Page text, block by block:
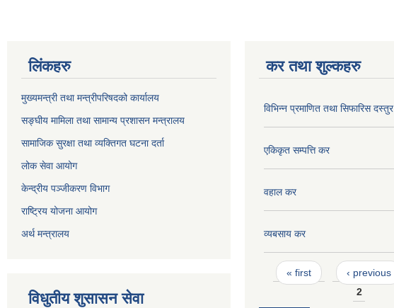
लिंकहरु
मुख्यमन्त्री तथा मन्त्रीपरिषदको कार्यालय
सङ्घीय मामिला तथा सामान्य प्रशासन मन्त्रालय
सामाजिक सुरक्षा तथा व्यक्तिगत घटना दर्ता
लोक सेवा आयोग
केन्द्रीय पञ्जीकरण विभाग
राष्ट्रिय योजना आयोग
अर्थ मन्त्रालय
विधुतीय शुसासन सेवा
कर तथा शुल्कहरु
विभिन्न प्रमाणित तथा सिफारिस दस्तुर
एकिकृत सम्पत्ति कर
वहाल कर
व्यबसाय कर
Pages
« first ‹ previous
2